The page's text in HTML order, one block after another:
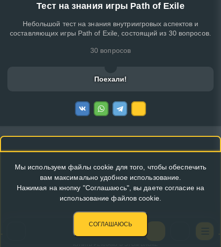
Тест на знания игры Path of Exile
Небольшой тест на знания внутриигровых аспектов и
составляющих игры Path of Exile, состоящий из 30 вопросов.
30 вопросов
Поехали!
Мы используем файлы cookie для того, чтобы обеспечить
вам максимально удобное использование.
Нажимая на кнопку "Соглашаюсь", вы даете согласие на
использование файлов cookie.
СОГЛАШАЮСЬ